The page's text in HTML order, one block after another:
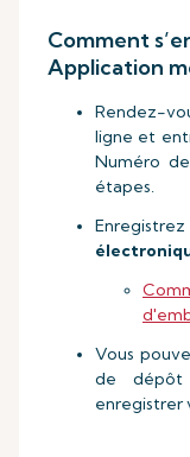
Comment
Application
Rendez-
ligne et
Numéro
étapes.
Vous
de dépôt
enregistrer